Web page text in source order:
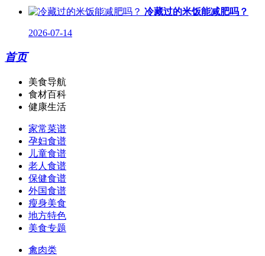
冷藏过的米饭能减肥吗？
2026-07-14
首页
美食导航
食材百科
健康生活
家常菜谱
孕妇食谱
儿童食谱
老人食谱
保健食谱
外国食谱
瘦身美食
地方特色
美食专题
禽肉类